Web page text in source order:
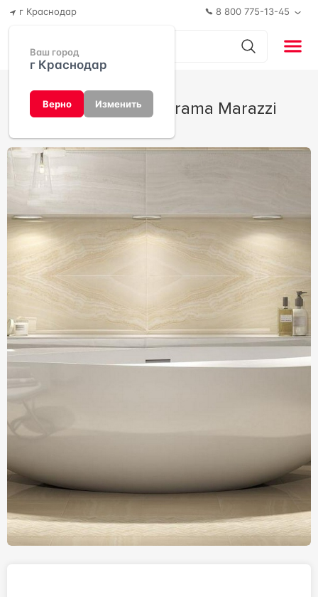
г Краснодар
Ваш город
г Краснодар
Верно Изменить
8 800 775-13-45
Контарини от Kerama Marazzi